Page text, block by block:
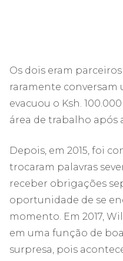
Os dois eram
raramente conversam
evacuou o Ksh.
área de trabalho após
Depois, em 2015, foi
trocaram palavras
receber obrigações
oportunidade de se
momento. Em 2017,
em uma função de
surpresa, pois